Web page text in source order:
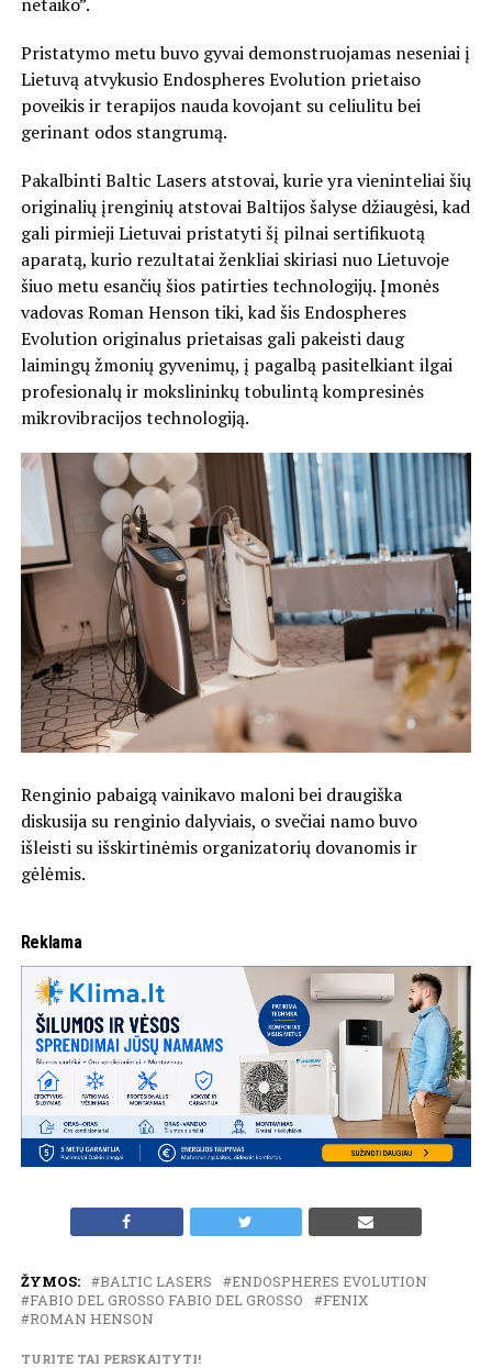
Pristatymo metu buvo gyvai demonstruojamas neseniai į
Lietuvą atvykusio Endospheres Evolution prietaiso
poveikis ir terapijos nauda kovojant su celiulitu bei
gerinant odos stangrumą.
Pakalbinti Baltic Lasers atstovai, kurie yra vieninteliai šių
originalių įrenginių atstovai Baltijos šalyse džiaugėsi, kad
gali pirmieji Lietuvai pristatyti šį pilnai sertifikuotą
aparatą, kurio rezultatai ženkliai skiriasi nuo Lietuvoje
šiuo metu esančių šios patirties technologijų. Įmonės
vadovas Roman Henson tiki, kad šis Endospheres
Evolution originalus prietaisas gali pakeisti daug
laimingų žmonių gyvenimų, į pagalbą pasitelkiant ilgai
profesionalų ir mokslininkų tobulintą kompresinės
mikrovibracijos technologiją.
Renginio pabaigą vainikavo maloni bei draugiška
diskusija su renginio dalyviais, o svečiai namo buvo
išleisti su išskirtinėmis organizatorių dovanomis ir
gėlėmis.
Reklama
ŽYMOS: BALTIC LASERS
ENDOSPHERES EVOLUTION
FABIO DEL GROSSO FABIO DEL GROSSO
FENIX
ROMAN HENSON
TURITE TAI PERSKAITYTI!